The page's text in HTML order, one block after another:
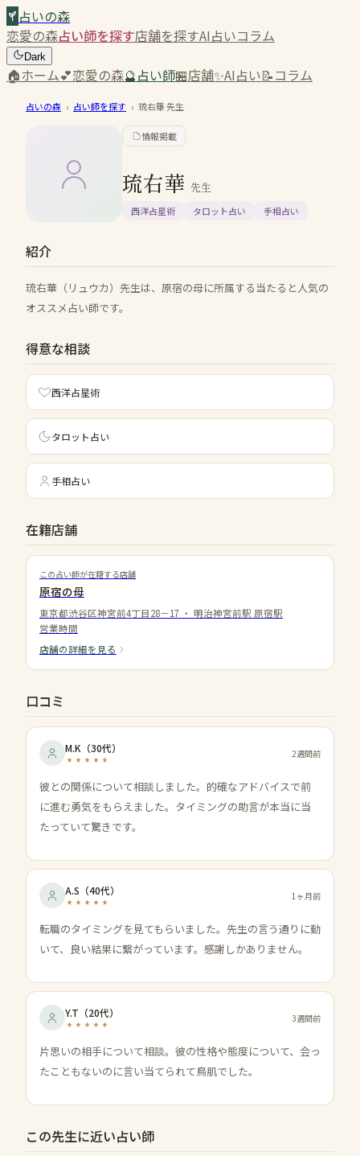
占いの森
恋愛の森占い師を探す店舗を探すAI占いコラム
Dark
🏠ホーム💕恋愛の森🔮占い師🏪店舗✨AI占い📝コラム
占いの森 › 占い師を探す › 琉右華先生
情報掲載
琉右華 先生
西洋占星術 タロット占い 手相占い
紹介
琉右華（リュウカ）先生は、原宿の母に所属する当たると人気の
オススメ占い師です。
得意な相談
西洋占星術
タロット占い
手相占い
在籍店舗
この占い師が在籍する店舗
原宿の母
東京都渋谷区神宮前4丁目28－17 ・ 明治神宮前駅 原宿駅
営業時間
店舗の詳細を見る
口コミ
M.K （30代） 2週間前
彼との関係について相談しました。的確なアドバイスで前
に進む勇気をもらえました。タイミングの助言が本当に当
たっていて驚きです。
A.S （40代） 1ヶ月前
転職のタイミングを見てもらいました。先生の言う通りに動
いて、良い結果に繋がっています。感謝しかありません。
Y.T （20代） 3週間前
片思いの相手について相談。彼の性格や態度について、会っ
たこともないのに言い当てられて鳥肌でした。
この先生に近い占い師